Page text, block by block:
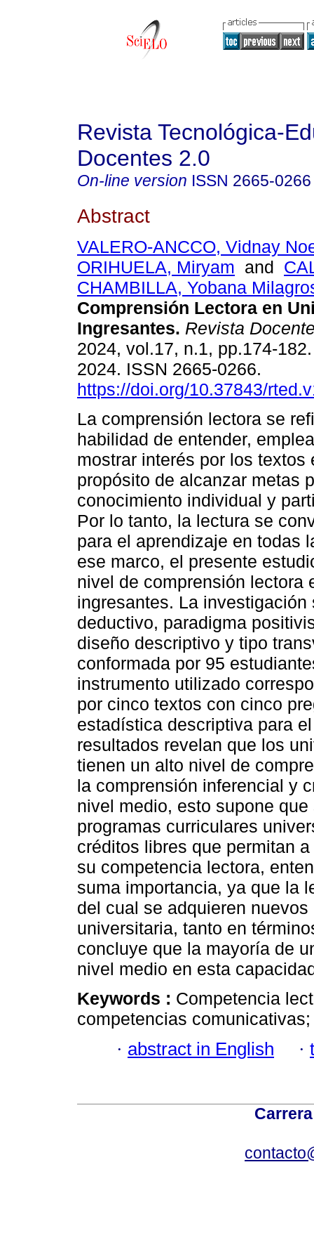
Revista Tecnológica-
Docentes 2.0
On-line version ISSN 2665-0266
Abstract
VALERO-ANCCO, Vidnay
ORIHUELA, Miryam and
CHAMBILLA, Yobana
Comprensión Lectora en
Ingresantes. Revista
2024, vol.17, n.1, pp.174-
2024. ISSN 2665-0266.
https://doi.org/10.37843/
La comprensión lectora se
habilidad de entender,
mostrar interés por los textos
propósito de alcanzar metas
conocimiento individual y
Por lo tanto, la lectura se
para el aprendizaje en todas
ese marco, el presente
nivel de comprensión lectora
ingresantes. La
deductivo, paradigma
diseño descriptivo y tipo
conformada por 95
instrumento utilizado
por cinco textos con cinco
estadística descriptiva para
resultados revelan que los
tienen un alto nivel de
la comprensión inferencial y
nivel medio, esto supone
programas curriculares
créditos libres que permitan
su competencia lectora,
suma importancia, ya que la
del cual se adquieren
universitaria, tanto en
concluye que la mayoría de
nivel medio en esta
Keywords : Competencia
competencias
· abstract in English ·